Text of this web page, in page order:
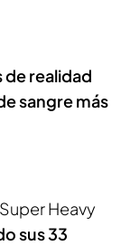
de realidad
sangre más
Heavy
sus 33